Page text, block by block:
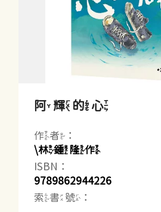
阿輝的心
作者：
\林鍾隆作
ISBN：
9789862944226
索書號：